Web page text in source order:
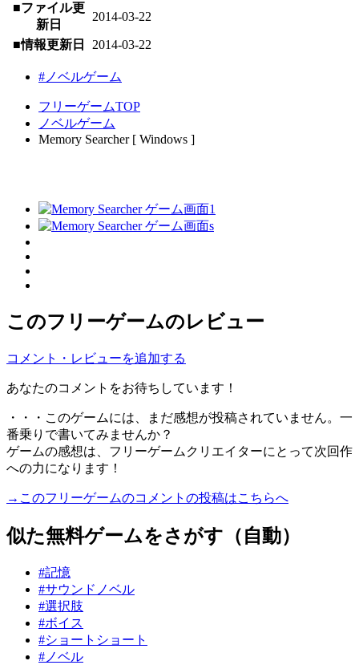
■ファイル更
新日
2014-03-22
■情報更新日 2014-03-22
#ノベルゲーム
フリーゲームTOP
ノベルゲーム
Memory Searcher [ Windows ]
このフリーゲームのレビュー
コメント・レビューを追加する
あなたのコメントをお待ちしています！
・・・このゲームには、まだ感想が投稿されていません。一
番乗りで書いてみませんか？
ゲームの感想は、フリーゲームクリエイターにとって次回作
への力になります！
→このフリーゲームのコメントの投稿はこちらへ
似た無料ゲームをさがす（自動）
#記憶
#サウンドノベル
#選択肢
#ボイス
#ショートショート
#ノベル